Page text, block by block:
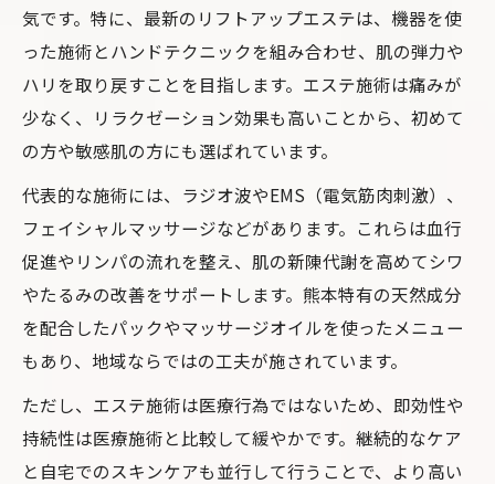
気です。特に、最新のリフトアップエステは、機器を使
った施術とハンドテクニックを組み合わせ、肌の弾力や
ハリを取り戻すことを目指します。エステ施術は痛みが
少なく、リラクゼーション効果も高いことから、初めて
の方や敏感肌の方にも選ばれています。
代表的な施術には、ラジオ波やEMS（電気筋肉刺激）、
フェイシャルマッサージなどがあります。これらは血行
促進やリンパの流れを整え、肌の新陳代謝を高めてシワ
やたるみの改善をサポートします。熊本特有の天然成分
を配合したパックやマッサージオイルを使ったメニュー
もあり、地域ならではの工夫が施されています。
ただし、エステ施術は医療行為ではないため、即効性や
持続性は医療施術と比較して緩やかです。継続的なケア
と自宅でのスキンケアも並行して行うことで、より高い